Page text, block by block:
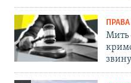
Мить